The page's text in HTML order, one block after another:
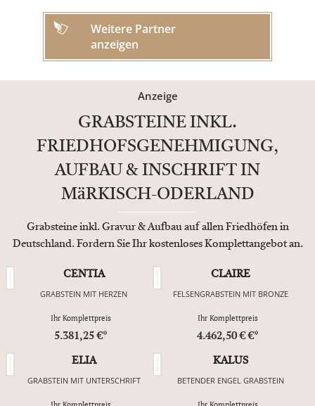
Weitere Partner
anzeigen
Anzeige
GRABSTEINE INKL.
FRIEDHOFSGENEHMIGUNG,
AUFBAU & INSCHRIFT IN
MäRKISCH-ODERLAND
Grabsteine inkl. Gravur & Aufbau auf allen Friedhöfen in
Deutschland. Fordern Sie Ihr kostenloses Komplettangebot an.
CENTIA
GRABSTEIN MIT HERZEN
Ihr Komplettpreis
5.381,25 €*
CLAIRE
FELSENGRABSTEIN MIT BRONZE
Ihr Komplettpreis
4.462,50 € €*
ELIA
GRABSTEIN MIT UNTERSCHRIFT
KALUS
BETENDER ENGEL GRABSTEIN